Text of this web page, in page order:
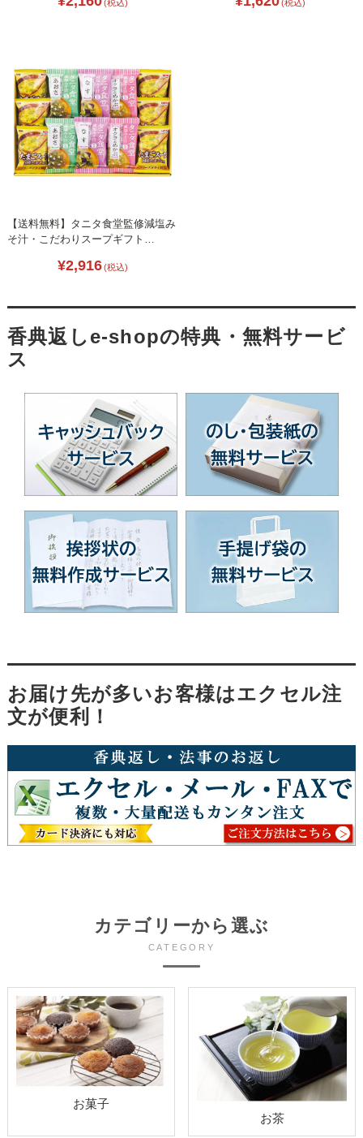
(税込) (税込)
【送料無料】タニタ食堂監修減塩み
そ汁・こだわりスープギフト
¥2,916(税込)
香典返しe-shopの特典・無料サービ
ス
お届け先が多いお客様はエクセル注
文が便利！
カテゴリーから選ぶ
CATEGORY
お菓子
お茶